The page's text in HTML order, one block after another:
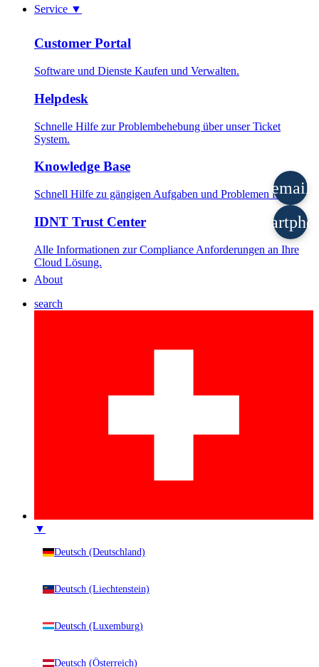
Service ▼
Customer Portal
Software und Dienste Kaufen und Verwalten.
Helpdesk
Schnelle Hilfe zur Problembehebung über unser Ticket
System.
Knowledge Base
Schnell Hilfe zu gängigen Aufgaben und Problemen finden.
IDNT Trust Center
Alle Informationen zur Compliance Anforderungen an Ihre
Cloud Lösung.
About
search
▼
Deutsch (Deutschland)
Deutsch (Liechtenstein)
Deutsch (Luxemburg)
Deutsch (Österreich)
email